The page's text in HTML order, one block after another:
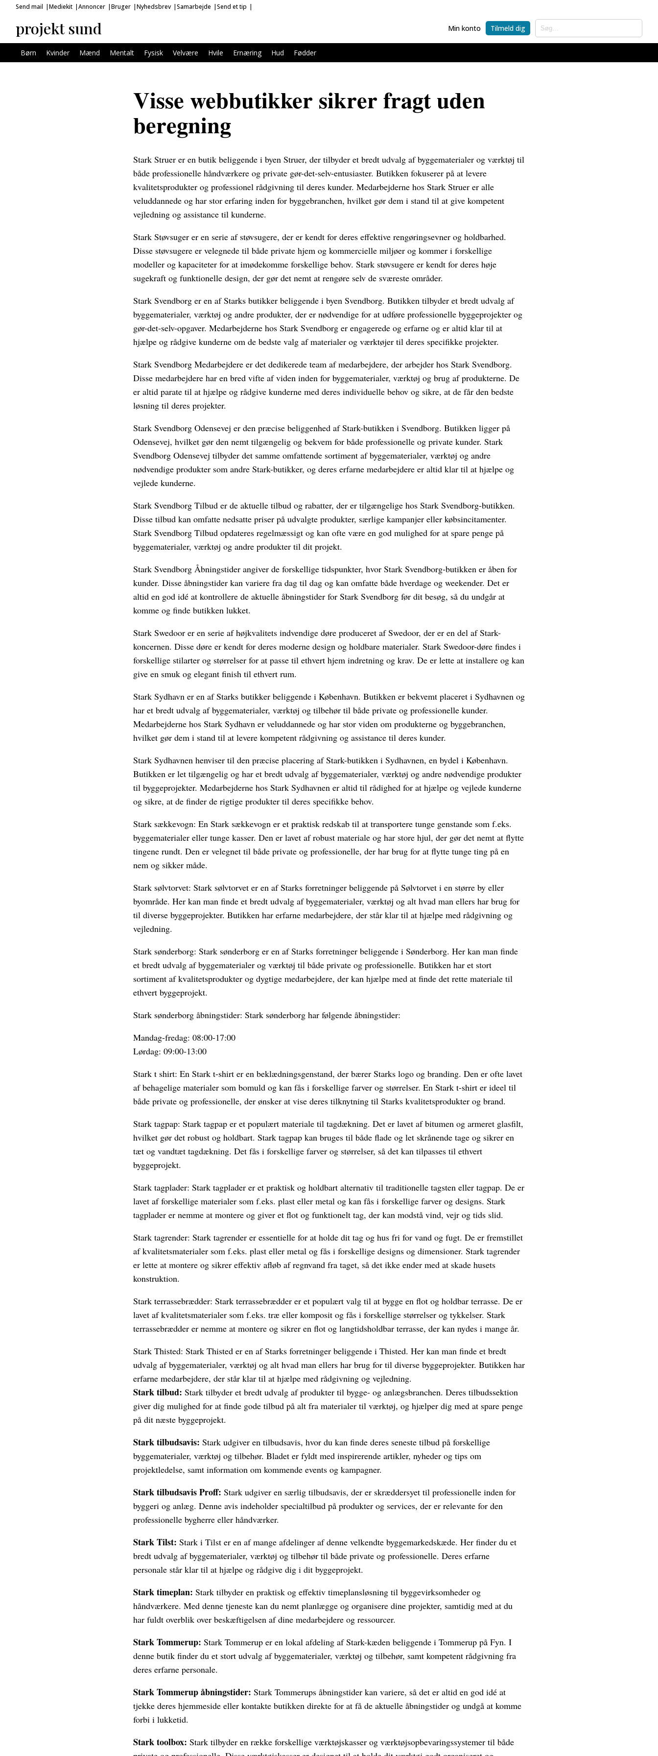
Send mail Mediekit Annoncer Bruger Nyhedsbrev Samarbejde Send et tip
projekt sund Min konto Tilmeld dig
Børn Kvinder Mænd Mentalt Fysisk Velvære Hvile Ernæring Hud Fødder
Visse webbutikker sikrer fragt uden
beregning
Stark Struer er en butik beliggende i byen Struer, der tilbyder et bredt udvalg af byggematerialer og værktøj til
både professionelle håndværkere og private gør-det-selv-entusiaster. Butikken fokuserer på at levere
kvalitetsprodukter og professionel rådgivning til deres kunder. Medarbejderne hos Stark Struer er alle
veluddannede og har stor erfaring inden for byggebranchen, hvilket gør dem i stand til at give kompetent
vejledning og assistance til kunderne.
Stark Støvsuger er en serie af støvsugere, der er kendt for deres effektive rengøringsevner og holdbarhed.
Disse støvsugere er velegnede til både private hjem og kommercielle miljøer og kommer i forskellige
modeller og kapaciteter for at imødekomme forskellige behov. Stark støvsugere er kendt for deres høje
sugekraft og funktionelle design, der gør det nemt at rengøre selv de sværeste områder.
Stark Svendborg er en af ​​Starks butikker beliggende i byen Svendborg. Butikken tilbyder et bredt udvalg af
byggematerialer, værktøj og andre produkter, der er nødvendige for at udføre professionelle byggeprojekter og
gør-det-selv-opgaver. Medarbejderne hos Stark Svendborg er engagerede og erfarne og er altid klar til at
hjælpe og rådgive kunderne om de bedste valg af materialer og værktøjer til deres specifikke projekter.
Stark Svendborg Medarbejdere er det dedikerede team af medarbejdere, der arbejder hos Stark Svendborg.
Disse medarbejdere har en bred vifte af viden inden for byggematerialer, værktøj og brug af produkterne. De
er altid parate til at hjælpe og rådgive kunderne med deres individuelle behov og sikre, at de får den bedste
løsning til deres projekter.
Stark Svendborg Odensevej er den præcise beliggenhed af Stark-butikken i Svendborg. Butikken ligger på
Odensevej, hvilket gør den nemt tilgængelig og bekvem for både professionelle og private kunder. Stark
Svendborg Odensevej tilbyder det samme omfattende sortiment af byggematerialer, værktøj og andre
nødvendige produkter som andre Stark-butikker, og deres erfarne medarbejdere er altid klar til at hjælpe og
vejlede kunderne.
Stark Svendborg Tilbud er de aktuelle tilbud og rabatter, der er tilgængelige hos Stark Svendborg-butikken.
Disse tilbud kan omfatte nedsatte priser på udvalgte produkter, særlige kampanjer eller købsincitamenter.
Stark Svendborg Tilbud opdateres regelmæssigt og kan ofte være en god mulighed for at spare penge på
byggematerialer, værktøj og andre produkter til dit projekt.
Stark Svendborg Åbningstider angiver de forskellige tidspunkter, hvor Stark Svendborg-butikken er åben for
kunder. Disse åbningstider kan variere fra dag til dag og kan omfatte både hverdage og weekender. Det er
altid en god idé at kontrollere de aktuelle åbningstider for Stark Svendborg før dit besøg, så du undgår at
komme og finde butikken lukket.
Stark Swedoor er en serie af højkvalitets indvendige døre produceret af Swedoor, der er en del af Stark-
koncernen. Disse døre er kendt for deres moderne design og holdbare materialer. Stark Swedoor-døre findes i
forskellige stilarter og størrelser for at passe til ethvert hjem indretning og krav. De er lette at installere og kan
give en smuk og elegant finish til ethvert rum.
Stark Sydhavn er en af ​​Starks butikker beliggende i København. Butikken er bekvemt placeret i Sydhavnen og
har et bredt udvalg af byggematerialer, værktøj og tilbehør til både private og professionelle kunder.
Medarbejderne hos Stark Sydhavn er veluddannede og har stor viden om produkterne og byggebranchen,
hvilket gør dem i stand til at levere kompetent rådgivning og assistance til deres kunder.
Stark Sydhavnen henviser til den præcise placering af Stark-butikken i Sydhavnen, en bydel i København.
Butikken er let tilgængelig og har et bredt udvalg af byggematerialer, værktøj og andre nødvendige produkter
til byggeprojekter. Medarbejderne hos Stark Sydhavnen er altid til rådighed for at hjælpe og vejlede kunderne
og sikre, at de finder de rigtige produkter til deres specifikke behov.
Stark sækkevogn: En Stark sækkevogn er et praktisk redskab til at transportere tunge genstande som f.eks.
byggematerialer eller tunge kasser. Den er lavet af robust materiale og har store hjul, der gør det nemt at flytte
tingene rundt. Den er velegnet til både private og professionelle, der har brug for at flytte tunge ting på en
nem og sikker måde.
Stark sølvtorvet: Stark sølvtorvet er en af Starks forretninger beliggende på Sølvtorvet i en større by eller
byområde. Her kan man finde et bredt udvalg af byggematerialer, værktøj og alt hvad man ellers har brug for
til diverse byggeprojekter. Butikken har erfarne medarbejdere, der står klar til at hjælpe med rådgivning og
vejledning.
Stark sønderborg: Stark sønderborg er en af Starks forretninger beliggende i Sønderborg. Her kan man finde
et bredt udvalg af byggematerialer og værktøj til både private og professionelle. Butikken har et stort
sortiment af kvalitetsprodukter og dygtige medarbejdere, der kan hjælpe med at finde det rette materiale til
ethvert byggeprojekt.
Stark sønderborg åbningstider: Stark sønderborg har følgende åbningstider:
Mandag-fredag: 08:00-17:00
Lørdag: 09:00-13:00
Stark t shirt: En Stark t-shirt er en beklædningsgenstand, der bærer Starks logo og branding. Den er ofte lavet
af behagelige materialer som bomuld og kan fås i forskellige farver og størrelser. En Stark t-shirt er ideel til
både private og professionelle, der ønsker at vise deres tilknytning til Starks kvalitetsprodukter og brand.
Stark tagpap: Stark tagpap er et populært materiale til tagdækning. Det er lavet af bitumen og armeret glasfilt,
hvilket gør det robust og holdbart. Stark tagpap kan bruges til både flade og let skrånende tage og sikrer en
tæt og vandtæt tagdækning. Det fås i forskellige farver og størrelser, så det kan tilpasses til ethvert
byggeprojekt.
Stark tagplader: Stark tagplader er et praktisk og holdbart alternativ til traditionelle tagsten eller tagpap. De er
lavet af forskellige materialer som f.eks. plast eller metal og kan fås i forskellige farver og designs. Stark
tagplader er nemme at montere og giver et flot og funktionelt tag, der kan modstå vind, vejr og tids slid.
Stark tagrender: Stark tagrender er essentielle for at holde dit tag og hus fri for vand og fugt. De er fremstillet
af kvalitetsmaterialer som f.eks. plast eller metal og fås i forskellige designs og dimensioner. Stark tagrender
er lette at montere og sikrer effektiv afløb af regnvand fra taget, så det ikke ender med at skade husets
konstruktion.
Stark terrassebrædder: Stark terrassebrædder er et populært valg til at bygge en flot og holdbar terrasse. De er
lavet af kvalitetsmaterialer som f.eks. træ eller komposit og fås i forskellige størrelser og tykkelser. Stark
terrassebrædder er nemme at montere og sikrer en flot og langtidsholdbar terrasse, der kan nydes i mange år.
Stark Thisted: Stark Thisted er en af Starks forretninger beliggende i Thisted. Her kan man finde et bredt
udvalg af byggematerialer, værktøj og alt hvad man ellers har brug for til diverse byggeprojekter. Butikken har
erfarne medarbejdere, der står klar til at hjælpe med rådgivning og vejledning.
Stark tilbud: Stark tilbyder et bredt udvalg af produkter til bygge- og anlægsbranchen. Deres tilbudssektion
giver dig mulighed for at finde gode tilbud på alt fra materialer til værktøj, og hjælper dig med at spare penge
på dit næste byggeprojekt.
Stark tilbudsavis: Stark udgiver en tilbudsavis, hvor du kan finde deres seneste tilbud på forskellige
byggematerialer, værktøj og tilbehør. Bladet er fyldt med inspirerende artikler, nyheder og tips om
projektledelse, samt information om kommende events og kampagner.
Stark tilbudsavis Proff: Stark udgiver en særlig tilbudsavis, der er skræddersyet til professionelle inden for
byggeri og anlæg. Denne avis indeholder specialtilbud på produkter og services, der er relevante for den
professionelle bygherre eller håndværker.
Stark Tilst: Stark i Tilst er en af mange afdelinger af denne velkendte byggemarkedskæde. Her finder du et
bredt udvalg af byggematerialer, værktøj og tilbehør til både private og professionelle. Deres erfarne
personale står klar til at hjælpe og rådgive dig i dit byggeprojekt.
Stark timeplan: Stark tilbyder en praktisk og effektiv timeplansløsning til byggevirksomheder og
håndværkere. Med denne tjeneste kan du nemt planlægge og organisere dine projekter, samtidig med at du
har fuldt overblik over beskæftigelsen af dine medarbejdere og ressourcer.
Stark Tommerup: Stark Tommerup er en lokal afdeling af Stark-kæden beliggende i Tommerup på Fyn. I
denne butik finder du et stort udvalg af byggematerialer, værktøj og tilbehør, samt kompetent rådgivning fra
deres erfarne personale.
Stark Tommerup åbningstider: Stark Tommerups åbningstider kan variere, så det er altid en god idé at
tjekke deres hjemmeside eller kontakte butikken direkte for at få de aktuelle åbningstider og undgå at komme
forbi i lukketid.
Stark toolbox: Stark tilbyder en række forskellige værktøjskasser og værktøjsopbevaringssystemer til både